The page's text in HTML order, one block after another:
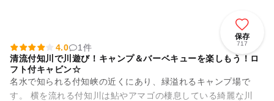
保存
717
4.0
1件
清流付知川で川遊び！キャンプ＆バーベキューを楽しもう！ロ
フト付キャビン☆
名水で知られる付知峡の近くにあり、緑溢れるキャンプ場で
す。 横を流れる付知川は鮎やアマゴの棲息している綺麗な川